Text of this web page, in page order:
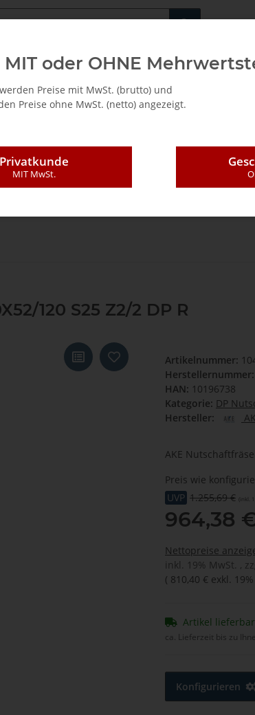
Mietkauf
120 S25 Z2/2 DP R
Artikelnummer:
Herstellernummer:
HAN: 10196738
Kategorie: DP
Hersteller:
AKE
Preis wie
UVP 1.255,69 € (inkl.
964,38
Nettopreise
inkl. 19% MwSt. ,
( 810,40 € exkl.
Artikel
ca. Lieferzeit bis zu
Konfigurieren
MIT oder OHNE
Preise mit MwSt. (brutto) und
Preise ohne MwSt. (netto) angezeigt.
MIT MwSt.